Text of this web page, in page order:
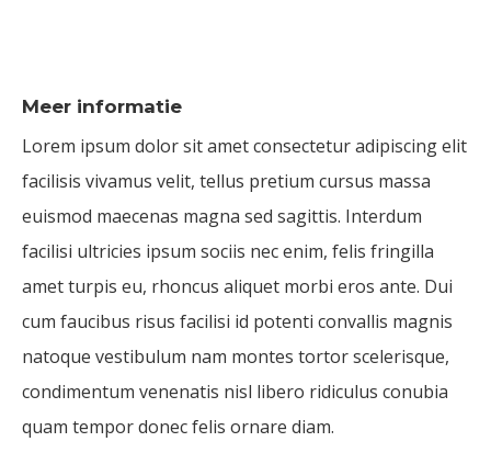
Meer informatie
Lorem ipsum dolor sit amet consectetur adipiscing elit
facilisis vivamus velit, tellus pretium cursus massa
euismod maecenas magna sed sagittis. Interdum
facilisi ultricies ipsum sociis nec enim, felis fringilla
amet turpis eu, rhoncus aliquet morbi eros ante. Dui
cum faucibus risus facilisi id potenti convallis magnis
natoque vestibulum nam montes tortor scelerisque,
condimentum venenatis nisl libero ridiculus conubia
quam tempor donec felis ornare diam.